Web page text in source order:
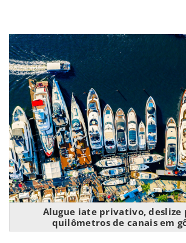
Alugue iate privativo, deslize
quilômetros de canais em